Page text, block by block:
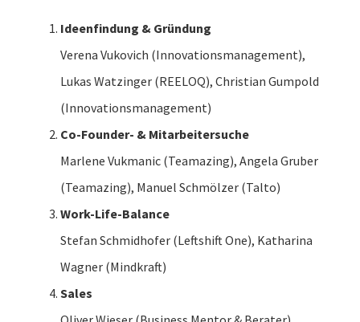
Ideenfindung & Gründung
Verena Vukovich (Innovationsmanagement),
Lukas Watzinger (REELOQ), Christian Gumpold
(Innovationsmanagement)
Co-Founder- & Mitarbeitersuche
Marlene Vukmanic (Teamazing), Angela Gruber
(Teamazing), Manuel Schmölzer (Talto)
Work-Life-Balance
Stefan Schmidhofer (Leftshift One), Katharina
Wagner (Mindkraft)
Sales